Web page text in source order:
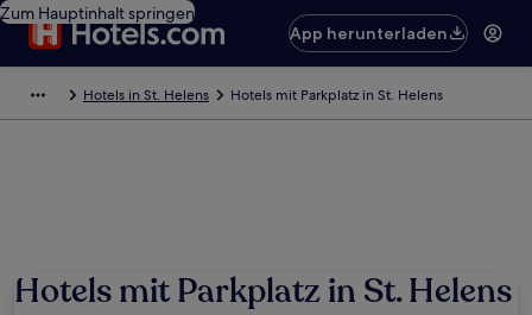
Zum Hauptinhalt springen
App herunterladen
Hotels in St. Helens Hotels mit Parkplatz in St. Helens
Hotels mit Parkplatz in St. Helens